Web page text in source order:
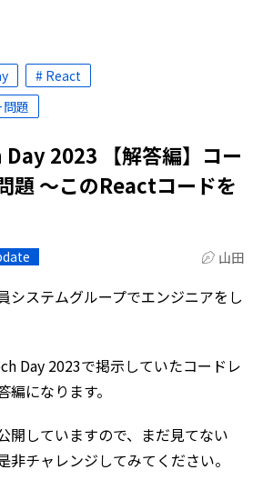
# React
題
Day 2023 【解答編】コー
題 〜このReactコードを
山田
システムグループでエンジニアをし
Day 2023で掲示していたコードレ
編になります。
開していますので、まだ見てない
非チャレンジしてみてください。